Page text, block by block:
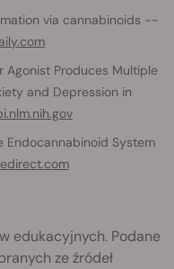
via cannabinoids --
Agonist Produces Multiple
and Depression in
Endocannabinoid System
edukacyjnych. Podane
ze źródeł